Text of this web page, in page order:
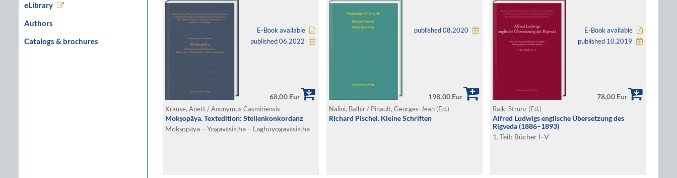
eLibrary
Authors
Catalogs & brochures
E-Book available
published 06.2022
68,00 Eur
Krause, Anett / Anonymus Casmiriensis
Mokṣopāya. Textedition: Stellenkonkordanz
Mokṣopāya – Yogavāsiṣṭha – Laghuyogavāsiṣṭha
published 08.2020
198,00 Eur
Nalini, Balbir / Pinault, Georges-Jean (Ed.)
Richard Pischel. Kleine Schriften
E-Book available
published 10.2019
78,00 Eur
Raik, Strunz (Ed.)
Alfred Ludwigs englische Übersetzung des
Rigveda (1886–1893)
1. Teil: Bücher I–V